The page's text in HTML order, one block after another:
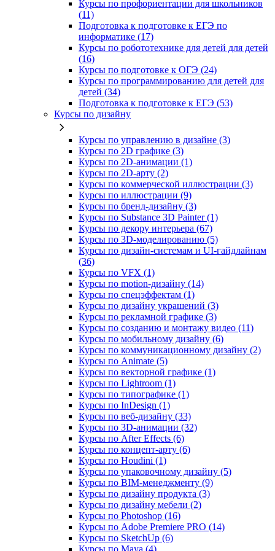
Курсы по профориентации для школьников
(11)
Подготовка к подготовке к ЕГЭ по
информатике (17)
Курсы по робототехнике для детей для детей
(16)
Курсы по подготовке к ОГЭ (24)
Курсы по программированию для детей для
детей (34)
Подготовка к подготовке к ЕГЭ (53)
Курсы по дизайну
Курсы по управлению в дизайне (3)
Курсы по 2D графике (3)
Курсы по 2D‑анимации (1)
Курсы по 2D‑арту (2)
Курсы по коммерческой иллюстрации (3)
Курсы по иллюстрации (9)
Курсы по бренд‑дизайну (3)
Курсы по Substance 3D Painter (1)
Курсы по декору интерьера (67)
Курсы по 3D‑моделированию (5)
Курсы по дизайн-системам и UI-гайдлайнам
(36)
Курсы по VFX (1)
Курсы по motion-дизайну (14)
Курсы по спецэффектам (1)
Курсы по дизайну украшений (3)
Курсы по рекламной графике (3)
Курсы по созданию и монтажу видео (11)
Курсы по мобильному дизайну (6)
Курсы по коммуникационному дизайну (2)
Курсы по Animate (5)
Курсы по векторной графике (1)
Курсы по Lightroom (1)
Курсы по типографике (1)
Курсы по InDesign (1)
Курсы по веб‑дизайну (33)
Курсы по 3D‑анимации (32)
Курсы по After Effects (6)
Курсы по концепт‑арту (6)
Курсы по Houdini (1)
Курсы по упаковочному дизайну (5)
Курсы по BIM‑менеджменту (9)
Курсы по дизайну продукта (3)
Курсы по дизайну мебели (2)
Курсы по Photoshop (16)
Курсы по Adobe Premiere PRO (14)
Курсы по SketchUp (6)